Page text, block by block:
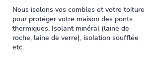
Nous isolons vos combles et votre toiture
pour protéger votre maison des ponts
thermiques. Isolant minéral (laine de
roche, laine de verre), isolation soufflée
etc.